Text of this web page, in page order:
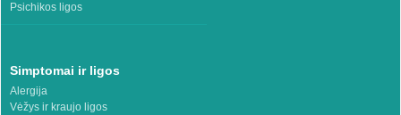
Psichikos ligos
Simptomai ir ligos
Alergija
Vėžys ir kraujo ligos